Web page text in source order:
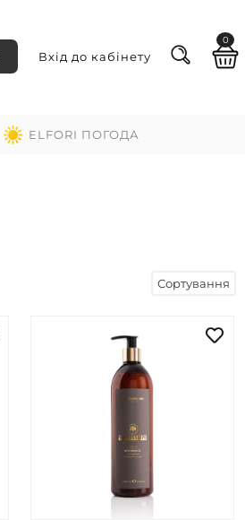
Вхід до кабінету
0
ELFORI ПОГОДА
Сортування